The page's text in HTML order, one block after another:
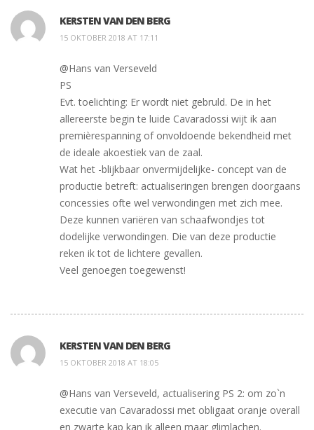
KERSTEN VAN DEN BERG
15 OKTOBER 2018 AT 17:11
@Hans van Verseveld
PS
Evt. toelichting: Er wordt niet gebruld. De in het
allereerste begin te luide Cavaradossi wijt ik aan
premièrespanning of onvoldoende bekendheid met
de ideale akoestiek van de zaal.
Wat het -blijkbaar onvermijdelijke- concept van de
productie betreft: actualiseringen brengen doorgaans
concessies ofte wel verwondingen met zich mee.
Deze kunnen variëren van schaafwondjes tot
dodelijke verwondingen. Die van deze productie
reken ik tot de lichtere gevallen.
Veel genoegen toegewenst!
KERSTEN VAN DEN BERG
15 OKTOBER 2018 AT 18:05
@Hans van Verseveld, actualisering PS 2: om zo`n
executie van Cavaradossi met obligaat oranje overall
en zwarte kap kan ik alleen maar glimlachen.